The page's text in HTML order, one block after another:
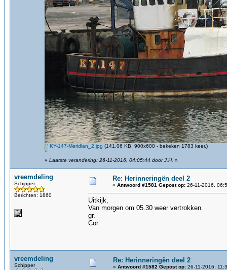
KY-147-Meridian_2.jpg (141.06 KB, 900x600 - bekeken 1783 keer.)
« Laatste verandering: 26-11-2016, 04:05:44 door J.H. »
vreemdeling
Schipper
Berichten: 1860
Re: Herinneringën deel 2
« Antwoord #1581 Gepost op: 26-11-2016,
Uitkijk,
Van morgen om 05.30 weer vertrokken.
gr.
Cor
vreemdeling
Schipper
Re: Herinneringën deel 2
« Antwoord #1582 Gepost op: 26-11-2016,